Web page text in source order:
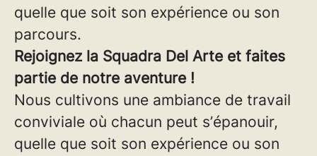
quelle que soit son expérience ou son
parcours.
Rejoignez la Squadra Del Arte et faites
partie de notre aventure !
Nous cultivons une ambiance de travail
conviviale où chacun peut s’épanouir,
quelle que soit son expérience ou son